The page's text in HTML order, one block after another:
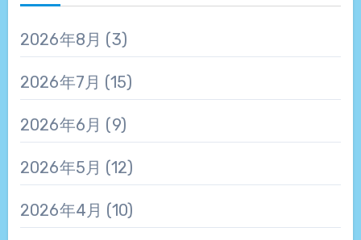
2026年8月 (3)
2026年7月 (15)
2026年6月 (9)
2026年5月 (12)
2026年4月 (10)